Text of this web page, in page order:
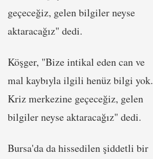
geçeceğiz, gelen bilgiler neyse
aktaracağız" dedi.
Köşger, "Bize intikal eden can ve
mal kaybıyla ilgili henüz bilgi yok.
Kriz merkezine geçeceğiz, gelen
bilgiler neyse aktaracağız" dedi.
Bursa'da da hissedilen şiddetli bir